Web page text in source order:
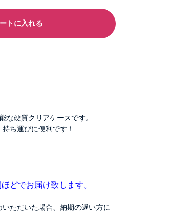
トに入れる
な硬質クリアケースです。
ち運びに便利です！
どでお届け致します。
ただいた場合、納期の遅い方に